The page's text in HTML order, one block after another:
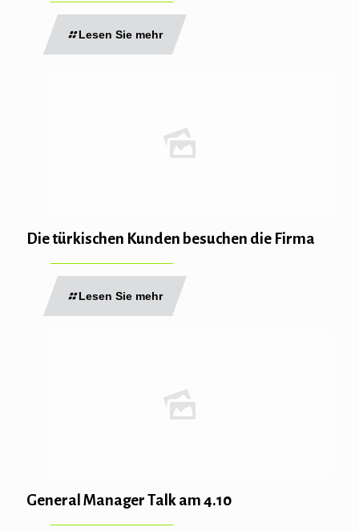
Lesen Sie mehr
Die türkischen Kunden besuchen die Firma
Lesen Sie mehr
General Manager Talk am 4.10